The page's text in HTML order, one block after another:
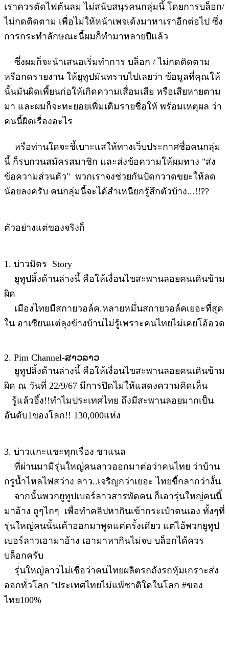
เราควรตัดไฟต้นลม ไม่สนับสนุรคนกลุ่มนี้ โดยการบล็อก/
ไม่กดติดตาม เพื่อไม่ให้หน้าเพจเด้งมาหาเราอีกต่อไป ซึ่ง
การกระทำลักษณะนี้ผมก็ทำมาหลายปีแล้ว
ซึ่งผมก็จะนำเสนอเริ่มทำการ บล็อก / ไม่กดติดตาม
หรือกดรายงาน ให้ยูทูปมันทราบไปเลยว่า ข้อมูลที่คุณให้
นั้นมันผิดเพี้ยนก่อให้เกิดความเสื่อมเสีย หรือเสียหายตาม
มา และผมก็จะทะยอยเพิ่มเติมรายชื่อให้ พร้อมเหตุผล ว่า
คนนี้ผิดเรื่องอะไร
หรือท่านใดจะชี้เบาะแสให้ทางเว็บประกาศชื่อคนกลุ่ม
นี้ ก็รบกวนสมัครสมาชิก และส่งข้อความให้ผมทาง "ส่ง
ข้อความส่วนตัว" พวกเราจงช่วยกันปัดกวาดขยะให้ลด
น้อยลงครับ คนกลุ่มนี้จะได้สำเหนียกรู้สึกตัวบ้าง...!!??
ตัวอย่างแต่ของจริงก็
1. บ่าวมิตร Story
ยูทูปลิ้งด้านล่างนี้ คือให้เงื่อนไขสะพานลอยคนเดินข้าม
ผิด
เมืองไทยมีสกายวอล์ค.หลายหมึ่นสกายวอล์คเยอะที่สุด
ใน อาเซียนแต่ลุงข้างบ้านไม่รู้เพราะคนไทยไม่เคยโอ้อวด
2. Pim Channel-ສາວລາວ
ยูทูปลิ้งด้านล่างนี้ คือให้เงื่อนไขสะพานลอยคนเดินข้าม
ผิด ณ วันที่ 22/9/67 มีการปิดไม่ให้แสดงความคิดเห็น
รู้แล้วอึ้ง!!ทำไมประเทศไทย ถึงมีสะพานลอยมากเป็น
อันดับ1ของโลก!! 130,000แห่ง
3. บ่าวแกะแชะทุกเรื่อง ชาแนล
ที่ผ่านมามีรุ่นใหญ่คนลาวออกมาต่อว่าคนไทย ว่าบ้าน
กรูน้ำไหลไฟสว่าง ลาว..เจริญกว่าเยอะ ไทยขี้กลากว่างั้น
จากนั้นพวกยูทูปเบอร์ลาวสารพัดคน ก็เอารุ่นใหญ่คนนี้
มาอ้าง ถูๆไถๆ เพื่อทำคลิปหากินเข้ากระเป๋าตนเอง ทั้งๆที่
รุ่นใหญ่คนนั้นเค้าออกมาพูดแค่ครั้งเดียว แต่ไอ้พวกยูทูป
เบอร์ลาวเอามาอ้าง เอามาหากินไม่จบ บล็อกได้ควร
บล็อกครับ
รุ่นใหญ่ลาวไม่เชื่อว่าคนไทยผลิตรถถังรถหุ้มเกราะส่ง
ออกทั่วโลก "ประเทศไทยไม่แพ้ชาติใดในโลก #ของ
ไทย100%